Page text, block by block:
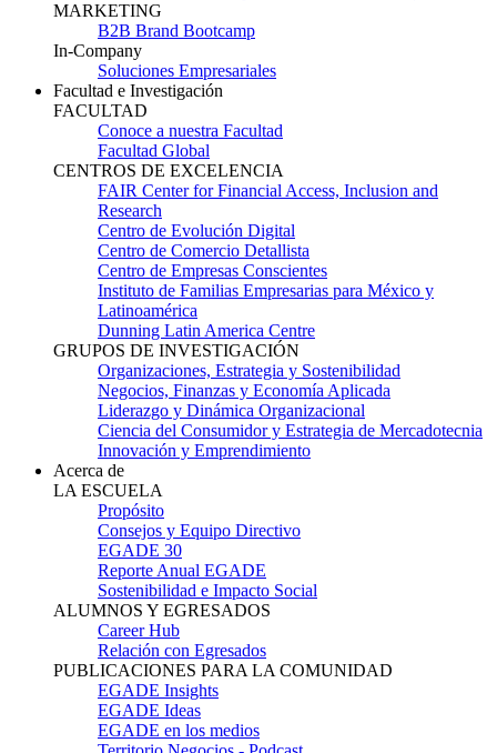
MARKETING
B2B Brand Bootcamp
In-Company
Soluciones Empresariales
Facultad e Investigación
FACULTAD
Conoce a nuestra Facultad
Facultad Global
CENTROS DE EXCELENCIA
FAIR Center for Financial Access, Inclusion and
Research
Centro de Evolución Digital
Centro de Comercio Detallista
Centro de Empresas Conscientes
Instituto de Familias Empresarias para México y
Latinoamérica
Dunning Latin America Centre
GRUPOS DE INVESTIGACIÓN
Organizaciones, Estrategia y Sostenibilidad
Negocios, Finanzas y Economía Aplicada
Liderazgo y Dinámica Organizacional
Ciencia del Consumidor y Estrategia de Mercadotecnia
Innovación y Emprendimiento
Acerca de
LA ESCUELA
Propósito
Consejos y Equipo Directivo
EGADE 30
Reporte Anual EGADE
Sostenibilidad e Impacto Social
ALUMNOS Y EGRESADOS
Career Hub
Relación con Egresados
PUBLICACIONES PARA LA COMUNIDAD
EGADE Insights
EGADE Ideas
EGADE en los medios